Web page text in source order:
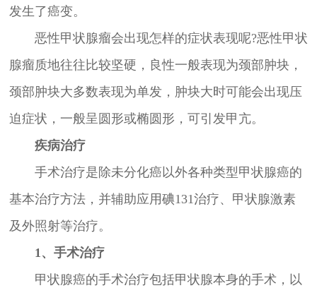
发生了癌变。
恶性甲状腺瘤会出现怎样的症状表现呢?恶性甲状
腺瘤质地往往比较坚硬，良性一般表现为颈部肿块，
颈部肿块大多数表现为单发，肿块大时可能会出现压
迫症状，一般呈圆形或椭圆形，可引发甲亢。
疾病治疗
手术治疗是除未分化癌以外各种类型甲状腺癌的
基本治疗方法，并辅助应用碘131治疗、甲状腺激素
及外照射等治疗。
1、手术治疗
甲状腺癌的手术治疗包括甲状腺本身的手术，以